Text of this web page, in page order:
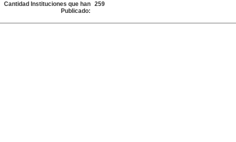
Cantidad Instituciones que han
Publicado:
259